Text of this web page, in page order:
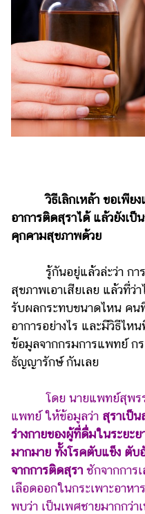
Music
Station
ละคร
บันเทิง
วง
หญิง
ผู้ชาย
ท่อง
อาหาร
ง่ายๆ
ช้อป
ปิ้ง
วิธีเลิกเหล้า ขอเพีย
อาการติดสุราได้ แล้วยังเ
คุกคามสุขภาพด้วย
รู้กันอยู่แล้วล่ะว่า การ
สุขภาพเอาเสียเลย แล้วที่ว่
รับผลกระทบขนาดไหน คน
อาการอย่างไร และมีวิธีไห
ข้อมูลจากกรมการแพทย์ ก
ธัญญารักษ์ กันเลย
โดย นายแพทย์สุพร
แพทย์ ให้ข้อมูลว่า สุราเป็
ร่างกายของผู้ที่ดื่มในระยะ
มากมาย ทั้งโรคตับแข็ง ตับ
จากการติดสุรา ชักจากการ
เลือดออกในกระเพาะอาห
พบว่า เป็นเพศชายมากกว่า